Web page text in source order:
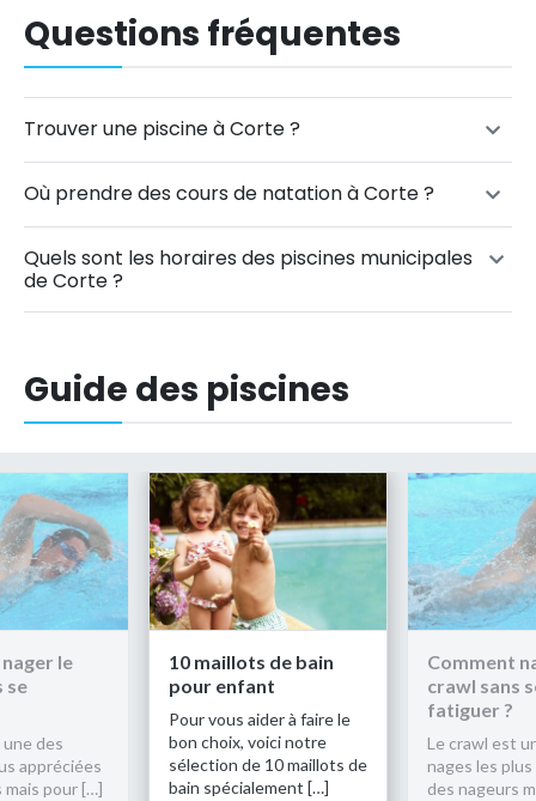
Questions fréquentes
Trouver une piscine à Corte ?
Où prendre des cours de natation à Corte ?
Quels sont les horaires des piscines municipales
de Corte ?
Guide des piscines
le
se
des
appréciées
mais pour […]
10 maillots de bain
pour enfant
Pour vous aider à faire le
bon choix, voici notre
sélection de 10 maillots de
bain spécialement […]
Comment
crawl sans
fatiguer ?
Le crawl est
nages les
des nageurs